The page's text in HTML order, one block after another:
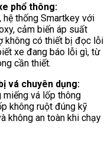
phổ thông:
hệ thống Smartkey với
cảm biến áp suất
không có thiết bị đọc lỗi
xe đang báo lỗi gì, từ
cần thiết.
vá chuyên dụng:
miếng vá lốp thông
không ruột đúng kỹ
không an toàn khi chạy